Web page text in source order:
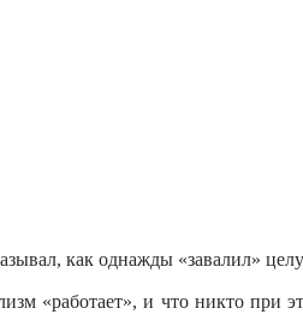
как однажды «завалил»
«работает», и что никто